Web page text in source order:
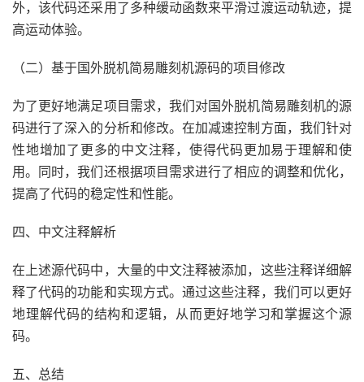
外，该代码还采用了多种缓动函数来平滑过渡运动轨迹，提
高运动体验。
（二）基于国外脱机简易雕刻机源码的项目修改
为了更好地满足项目需求，我们对国外脱机简易雕刻机的源
码进行了深入的分析和修改。在加减速控制方面，我们针对
性地增加了更多的中文注释，使得代码更加易于理解和使
用。同时，我们还根据项目需求进行了相应的调整和优化，
提高了代码的稳定性和性能。
四、中文注释解析
在上述源代码中，大量的中文注释被添加，这些注释详细解
释了代码的功能和实现方式。通过这些注释，我们可以更好
地理解代码的结构和逻辑，从而更好地学习和掌握这个源
码。
五、总结